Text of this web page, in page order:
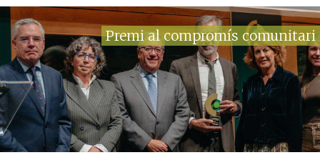
Blog
Charlas
Promociones
Encargo
Premi al compromís comunitari